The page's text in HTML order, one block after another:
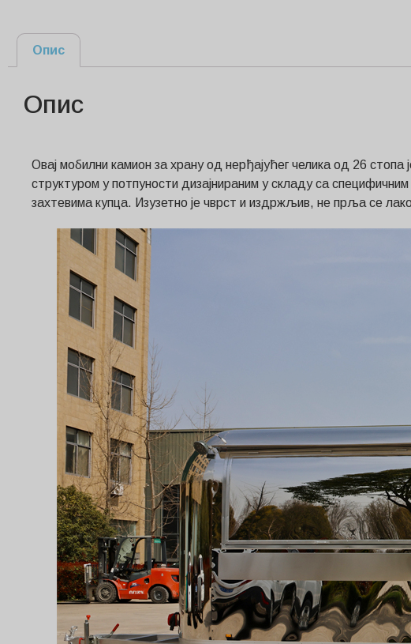
Опис
Опис
Овај мобилни камион за храну од нерђајућег челика од 26
структуром у потпуности дизајнираним у складу са
захтевима купца. Изузетно је чврст и издржљив, не прља се